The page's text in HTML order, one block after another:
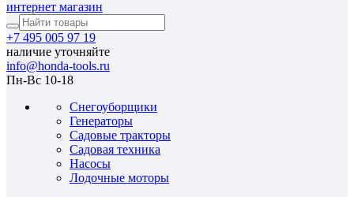
интернет магазин
+7 495 005 97 19
наличие уточняйте
info@honda-tools.ru
Пн-Вс 10-18
Снегоуборщики
Генераторы
Садовые тракторы
Садовая техника
Насосы
Лодочные моторы